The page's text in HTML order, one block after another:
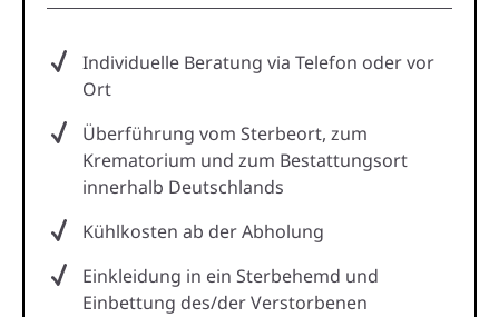
Individuelle Beratung via Telefon oder vor
Ort
Überführung vom Sterbeort, zum
Krematorium und zum Bestattungsort
innerhalb Deutschlands
Kühlkosten ab der Abholung
Einkleidung in ein Sterbehemd und
Einbettung des/der Verstorbenen